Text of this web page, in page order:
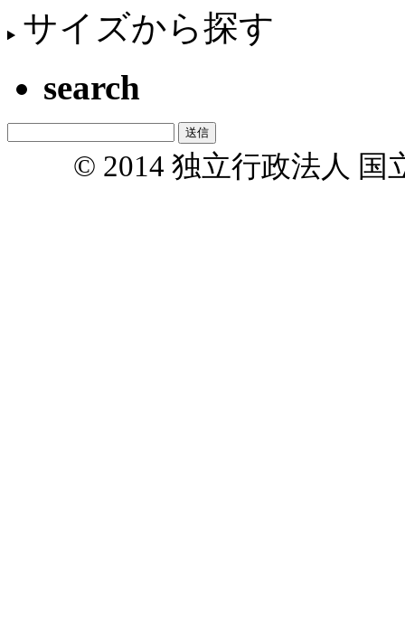
サイズから探す
search
© 2014 独立行政法人 国